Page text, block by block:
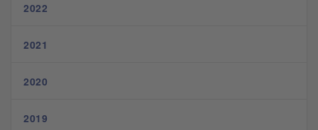
2022
2021
2020
2019